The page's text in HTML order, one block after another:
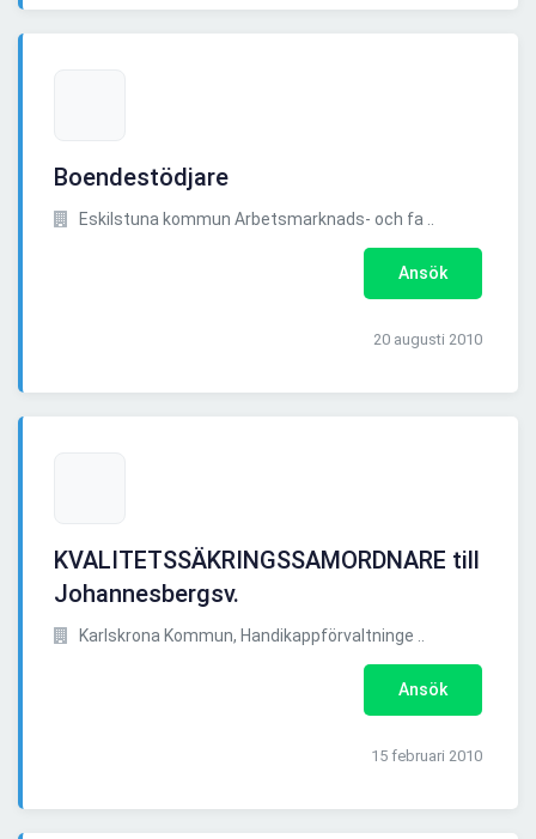
Boendestödjare
Eskilstuna kommun Arbetsmarknads- och fa ..
Ansök
20 augusti 2010
KVALITETSSÄKRINGSSAMORDNARE till
Johannesbergsv.
Karlskrona Kommun, Handikappförvaltninge ..
Ansök
15 februari 2010